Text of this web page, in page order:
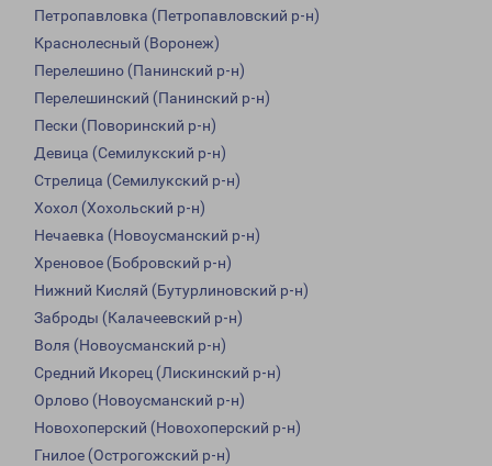
Петропавловка (Петропавловский р-н)
Краснолесный (Воронеж)
Перелешино (Панинский р-н)
Перелешинский (Панинский р-н)
Пески (Поворинский р-н)
Девица (Семилукский р-н)
Стрелица (Семилукский р-н)
Хохол (Хохольский р-н)
Нечаевка (Новоусманский р-н)
Хреновое (Бобровский р-н)
Нижний Кисляй (Бутурлиновский р-н)
Заброды (Калачеевский р-н)
Воля (Новоусманский р-н)
Средний Икорец (Лискинский р-н)
Орлово (Новоусманский р-н)
Новохоперский (Новохоперский р-н)
Гнилое (Острогожский р-н)